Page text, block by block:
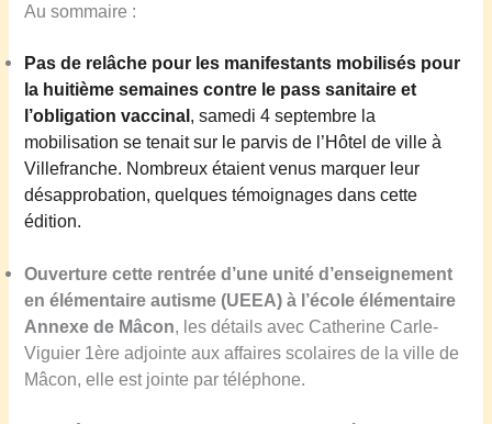
Au sommaire :
Pas de relâche pour les manifestants mobilisés pour
la huitième semaines contre le pass sanitaire et
l’obligation vaccinal ,samedi 4 septembre la
mobilisation se tenait sur le parvis de l’Hôtel de ville à
Villefranche. Nombreux étaient venus marquer leur
désapprobation, quelques témoignages dans cette
édition.
Ouverture cette rentrée d’une unité d’enseignement
en élémentaire autisme (UEEA) à l’école élémentaire
Annexe de Mâcon, les détails avec Catherine Carle-
Viguier 1ère adjointe aux affaires scolaires de la ville de
Mâcon, elle est jointe par téléphone.